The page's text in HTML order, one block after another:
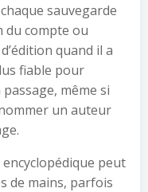
sauvegarde
du compte ou
quand il a
fiable pour
passage, même si
un auteur
peut
de mains, parfois